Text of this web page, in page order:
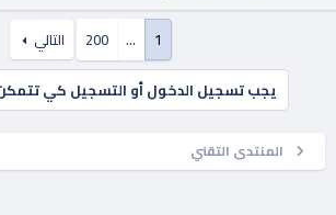
1
…
200
التالي
يجب تسجيل الدخول أو التسجيل كي
المنتدى التقني